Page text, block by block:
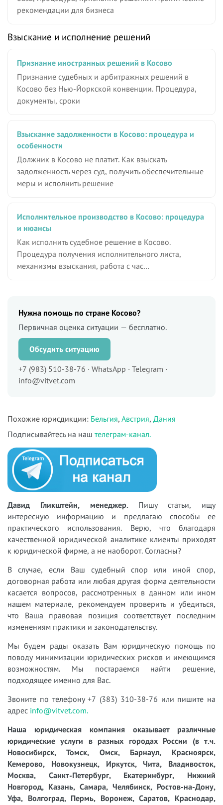
рекомендации для бизнеса
Взыскание и исполнение решений
Признание иностранных решений в Косово
Признание судебных и арбитражных решений в
Косово без Нью-Йоркской конвенции. Процедура,
документы, сроки
Взыскание задолженности в Косово: процедура и
особенности
Должник в Косово не платит. Как взыскать
задолженность через суд, получить обеспечительные
меры и исполнить решение
Исполнительное производство в Косово: процедура
и нюансы
Как исполнить судебное решение в Косово.
Процедура получения исполнительного листа,
механизмы взыскания, работа с час…
Нужна помощь по стране Косово?
Первичная оценка ситуации — бесплатно.
Обсудить ситуацию
+7 (983) 510-38-76 · WhatsApp · Telegram ·
info@vitvet.com
Похожие юрисдикции: Бельгия, Австрия, Дания
Подписывайтесь на наш телеграм-канал.
Давид Гликштейн, менеджер. Пишу статьи, ищу
интересную информацию и предлагаю способы ее
практического использования. Верю, что благодаря
качественной юридической аналитике клиенты приходят
к юридической фирме, а не наоборот. Согласны?
В случае, если Ваш судебный спор или иной спор,
договорная работа или любая другая форма деятельности
касается вопросов, рассмотренных в данном или ином
нашем материале, рекомендуем проверить и убедиться,
что Ваша правовая позиция соответствует последним
изменениям практики и законодательству.
Мы будем рады оказать Вам юридическую помощь по
поводу минимизации юридических рисков и имеющимся
возможностям. Мы постараемся найти решение,
подходящее именно для Вас.
Звоните по телефону +7 (383) 310-38-76 или пишите на
адрес info@vitvet.com.
Наша юридическая компания оказывает различные
юридические услуги в разных городах России (в т.ч.
Новосибирск, Томск, Омск, Барнаул, Красноярск,
Кемерово, Новокузнецк, Иркутск, Чита, Владивосток,
Москва, Санкт-Петербург, Екатеринбург, Нижний
Новгород, Казань, Самара, Челябинск, Ростов-на-Дону,
Уфа, Волгоград, Пермь, Воронеж, Саратов, Краснодар,